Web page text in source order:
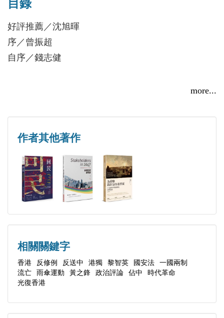
場來得不易，也非必然。當制度崩壞後，很多事情難
以修補，我們更要引以為戒。
過去兩年多，錢氏組織了「世界香港論壇」及「全球
為香港政治犯祈禱」多個項目，希望世界關注香港現
港返回真正的「一國兩制」。錢氏也主理一條超過七
萬五千人訂閱的YouTube頻道，繼續說「真香港」故
事。
Edward C. K. Chin has enjoyed a lengthy career in
hedge funds and the media. Initially, he served as a
Kong in 2000. Over the years, he has held leadership
positions at regulated asset management firms in Hong
Kong. Additionally, he formerly served as the Country
Manager at Man Investments, a UK publicly listed hedge
fund operator, recognized as the largest of its kind in
terms of assets under management (AUM).
目錄
好評推薦／沈旭暉
序／曾振超
自序／錢志健
中共病毒，香港變天
股樓投資，低買高賣
《小屋》：為何不幸降臨
龐貝奧的新書《一寸也不讓》及其它
戴教授背負的十字架
四十七人案的極權大審判
第三次世界大戰熱身戰
戰地孤聲，人生如戲
中共港共，好識得玩！
基努‧李維vs.甄子丹
談惡意軟體：拼多多天美
more...
作者其他著作
相關關鍵字
香港 反修例 反送中 港獨 黎智英 國安法
一國兩制
流亡
雨傘運動 黃之鋒 政治評論 佔中
時代革命
光復香港